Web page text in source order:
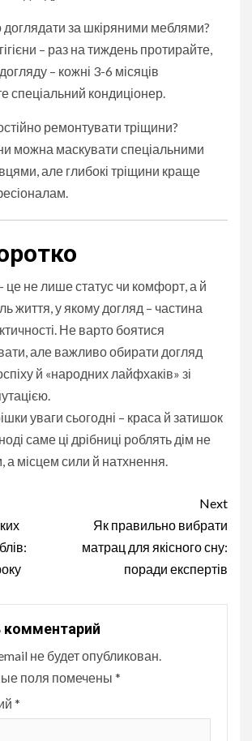
доглядати за шкіряними меблями?
– раз на тиждень протирайте,
– кожні 3-6 місяців
спеціальний кондиціонер.
ремонтувати тріщини?
можна маскувати спеціальними
але глибокі тріщини краще
це не лише статус чи комфорт, а й
життя, у якому догляд – частина
Не варто боятися
але важливо обирати догляд
й «народних лайфхаків» зі
уваги сьогодні – краса й затишок
саме ці дрібниці роблять дім не
а місцем сили й натхнення.
Next
Як правильно вибрати
матрац для якісного сну:
поради експертів
комментарий
не будет опубликован.
поля помечены *
*